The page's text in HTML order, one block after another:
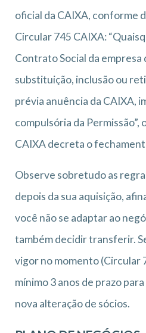
oficial da CAIXA, conforme
Circular 745 CAIXA:
Contrato Social da empresa
substituição, inclusão ou
prévia anuência da CAIXA,
compulsória da Permissão”,
CAIXA decreta o
Observe sobretudo as
depois da sua aquisição,
você não se adaptar ao
também decidir transferir.
vigor no momento (Circular
mínimo 3 anos de prazo
nova alteração de sócios.